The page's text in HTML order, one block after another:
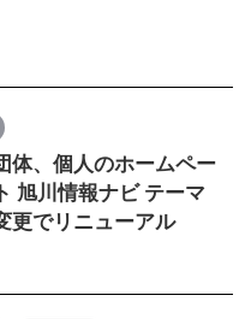
体、個人のホームペー
旭川情報ナビ テーマ
更でリニューアル